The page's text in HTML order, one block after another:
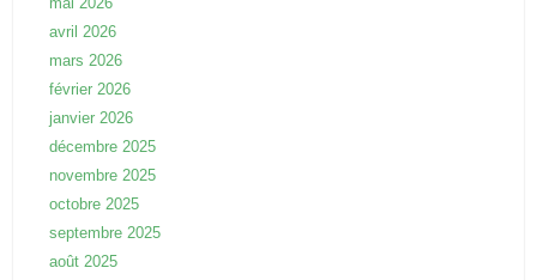
avril 2026
mars 2026
février 2026
janvier 2026
décembre 2025
novembre 2025
octobre 2025
septembre 2025
août 2025